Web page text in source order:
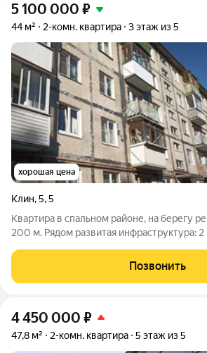
5 100 000 ₽
44 м² 2-комн. квартира 3 этаж из 5
хорошая цена
Клин,5,5
Квартира в спальном районе, на берегу
200 м. Рядом развитая инфраструктура:
обустроенные дорожки для прогулок.
семьи с ребенком. Можно
Позвонить
4 450 000 ₽
47,8 м² 2-комн. квартира 5 этаж из 5